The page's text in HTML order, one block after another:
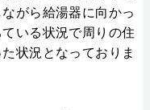
がら給湯器に向かっ
いる状況で周りの住
状況となっておりま